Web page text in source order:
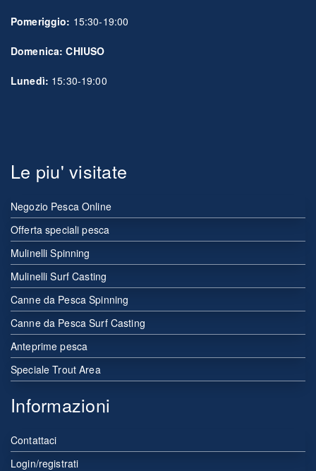
Pomeriggio: 15:30-19:00
Domenica: CHIUSO
Lunedì: 15:30-19:00
Le piu' visitate
Negozio Pesca Online
Offerta speciali pesca
Mulinelli Spinning
Mulinelli Surf Casting
Canne da Pesca Spinning
Canne da Pesca Surf Casting
Anteprime pesca
Speciale Trout Area
Informazioni
Contattaci
Login/registrati